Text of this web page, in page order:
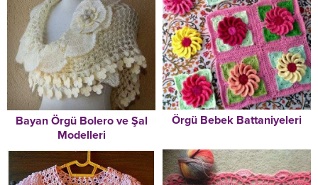
Bayan Örgü Bolero ve Şal
Modelleri
Örgü Bebek Battaniyeleri